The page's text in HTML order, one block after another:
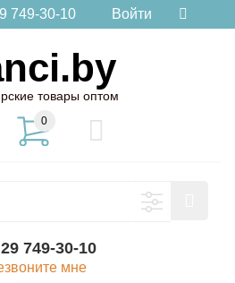
749-30-10 Войти
товары оптом
0
749-30-10
мне